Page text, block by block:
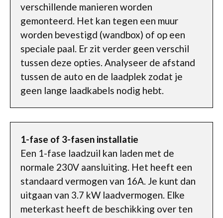
verschillende manieren worden
gemonteerd. Het kan tegen een muur
worden bevestigd (wandbox) of op een
speciale paal. Er zit verder geen verschil
tussen deze opties. Analyseer de afstand
tussen de auto en de laadplek zodat je
geen lange laadkabels nodig hebt.
1-fase of 3-fasen installatie
Een 1-fase laadzuil kan laden met de
normale 230V aansluiting. Het heeft een
standaard vermogen van 16A. Je kunt dan
uitgaan van 3.7 kW laadvermogen. Elke
meterkast heeft de beschikking over ten